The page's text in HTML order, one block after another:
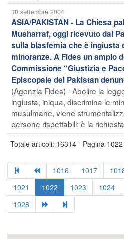
30 settembre 2004
ASIA/PAKISTAN - La Chiesa
Musharraf, oggi ricevuto dal
sulla blasfemia che è ingiusta
minoranze. A Fides un ampio
Commissione “Giustizia e
Episcopale del Pakistan
(Agenzia Fides) - Abolire la
ingiusta, iniqua, discrimina le
musulmane, viene
persone rispettabili: è la
Totale articoli: 16314 - Pagina
1016 1017
1021
1022 1023 1024
1028